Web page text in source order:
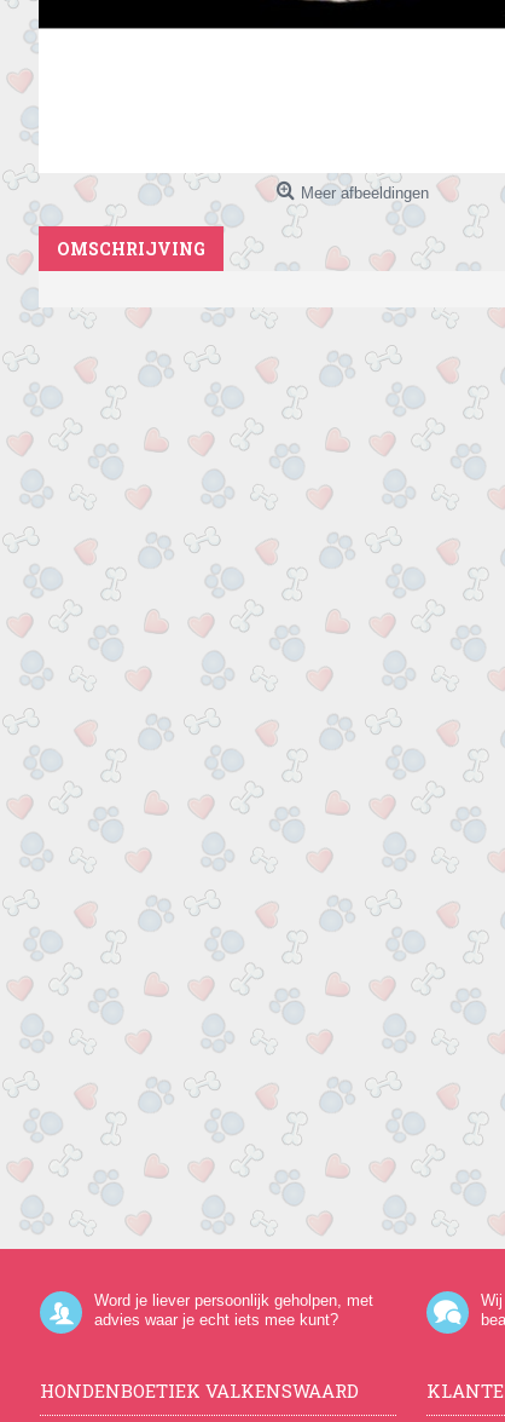
Meer afbeeldingen
OMSCHRIJVING
Word je liever persoonlijk geholpen, met
advies waar je echt iets mee kunt?
HONDENBOETIEK VALKENSWAARD